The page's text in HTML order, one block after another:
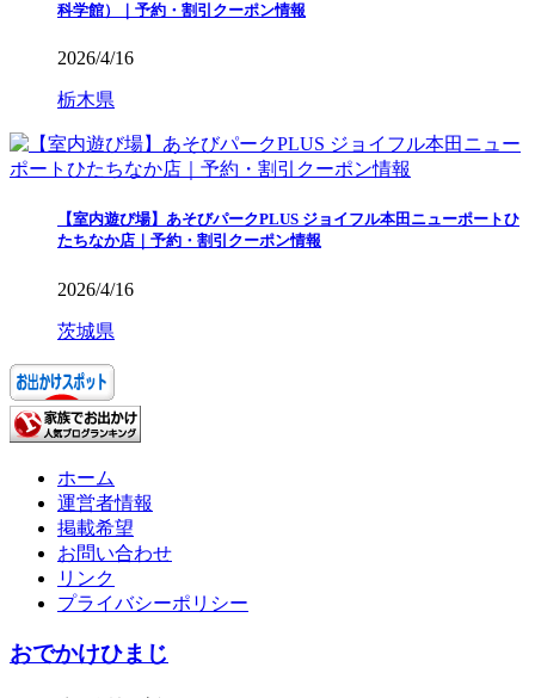
科学館）｜予約・割引クーポン情報
2026/4/16
栃木県
【室内遊び場】あそびパークPLUS ジョイフル本田ニューポートひ
たちなか店｜予約・割引クーポン情報
2026/4/16
茨城県
ホーム
運営者情報
掲載希望
お問い合わせ
リンク
プライバシーポリシー
おでかけひまじ